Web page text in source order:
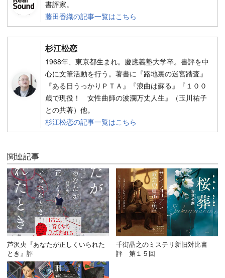
書評家。
藤田香織の記事一覧はこちら
杉江松恋
1968年、東京都生まれ。慶應義塾大学卒。書評を中
心に文筆活動を行う。著書に『路地裏の迷宮踏査』
『ある日うっかりＰＴＡ』『浪曲は蘇る』『１００
歳で現役！ 女性曲師の波瀾万丈人生』（玉川祐子
との共著）他。
杉江松恋の記事一覧はこちら
関連記事
芦沢央『あなたが正しくいられた
とき』評
千街晶之のミステリ新旧対比書
評 第１５回